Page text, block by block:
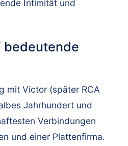
Intimität und
bedeutende
mit Victor (später RCA
Jahrhundert und
Verbindungen
und einer Plattenfirma.